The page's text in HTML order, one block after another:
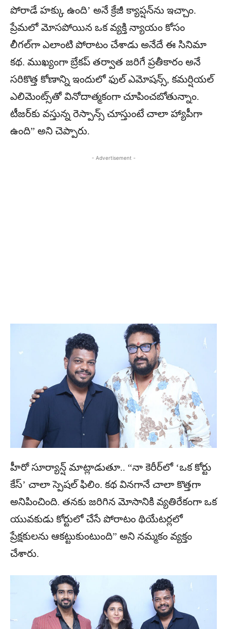
పోరాడే హక్కు ఉంది’ అనే క్రేజీ క్యాప్షన్‌ను ఇచ్చాం.
ప్రేమలో మోసపోయిన ఒక వ్యక్తి న్యాయం కోసం
లీగల్‌గా ఎలాంటి పోరాటం చేశాడు అనేదే ఈ సినిమా
కథ. ముఖ్యంగా బ్రేకప్ తర్వాత జరిగే ప్రతీకారం అనే
సరికొత్త కోణాన్ని ఇందులో ఫుల్ ఎమోషన్స్, కమర్షియల్
ఎలిమెంట్స్‌తో వినోదాత్మకంగా చూపించబోతున్నాం.
టీజర్‌కు వస్తున్న రెస్పాన్స్ చూస్తుంటే చాలా హ్యాపీగా
ఉంది” అని చెప్పారు.
- Advertisement -
హీరో సూర్యాన్ష్ మాట్లాడుతూ.. “నా కెరీర్‌లో ‘ఒక కోర్టు
కేస్’ చాలా స్పెషల్ ఫిలిం. కథ వినగానే చాలా కొత్తగా
అనిపించింది. తనకు జరిగిన మోసానికి వ్యతిరేకంగా ఒక
యువకుడు కోర్టులో చేసే పోరాటం థియేటర్లలో
ప్రేక్షకులను ఆకట్టుకుంటుంది” అని నమ్మకం వ్యక్తం
చేశారు.